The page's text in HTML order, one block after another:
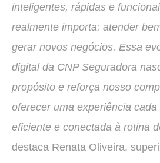
inteligentes, rápidas e
realmente importa: atender
gerar novos negócios. Essa
digital da CNP Seguradora
propósito e reforça nosso
oferecer uma experiência
eficiente e conectada à rotina
destaca Renata Oliveira,